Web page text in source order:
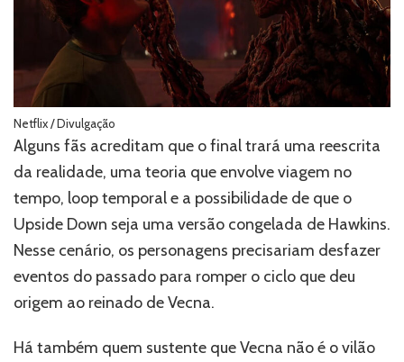
Netflix / Divulgação
Alguns fãs acreditam que o final trará uma reescrita
da realidade, uma teoria que envolve viagem no
tempo, loop temporal e a possibilidade de que o
Upside Down seja uma versão congelada de Hawkins.
Nesse cenário, os personagens precisariam desfazer
eventos do passado para romper o ciclo que deu
origem ao reinado de Vecna.
Há também quem sustente que Vecna não é o vilão